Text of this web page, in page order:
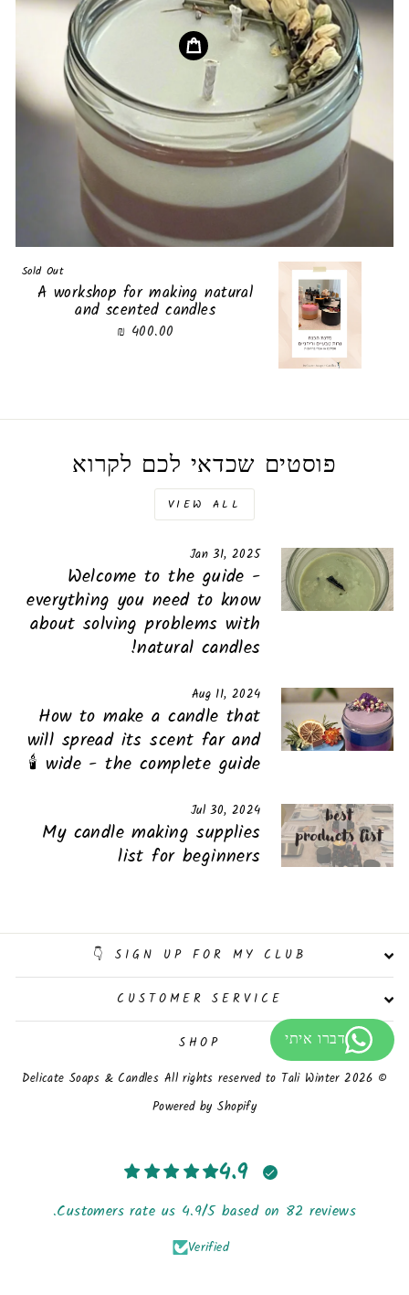
Sold Out
A workshop for making natural
and scented candles
400.00 ₪
פוסטים שכדאי לכם לקרוא
VIEW ALL
Jan 31, 2025
Welcome to the guide -
everything you need to know
about solving problems with
natural candles!
Aug 11, 2024
How to make a candle that
will spread its scent far and
wide - the complete guide 🕯️
Jul 30, 2024
My candle making supplies
list for beginners
SIGN UP FOR MY CLUB 👇
CUSTOMER SERVICE
SHOP
© 2026 Delicate Soaps & Candles All rights reserved to Tali Winter
Powered by Shopify
4.9
Customers rate us 4.9/5 based on 82 reviews.
Verified